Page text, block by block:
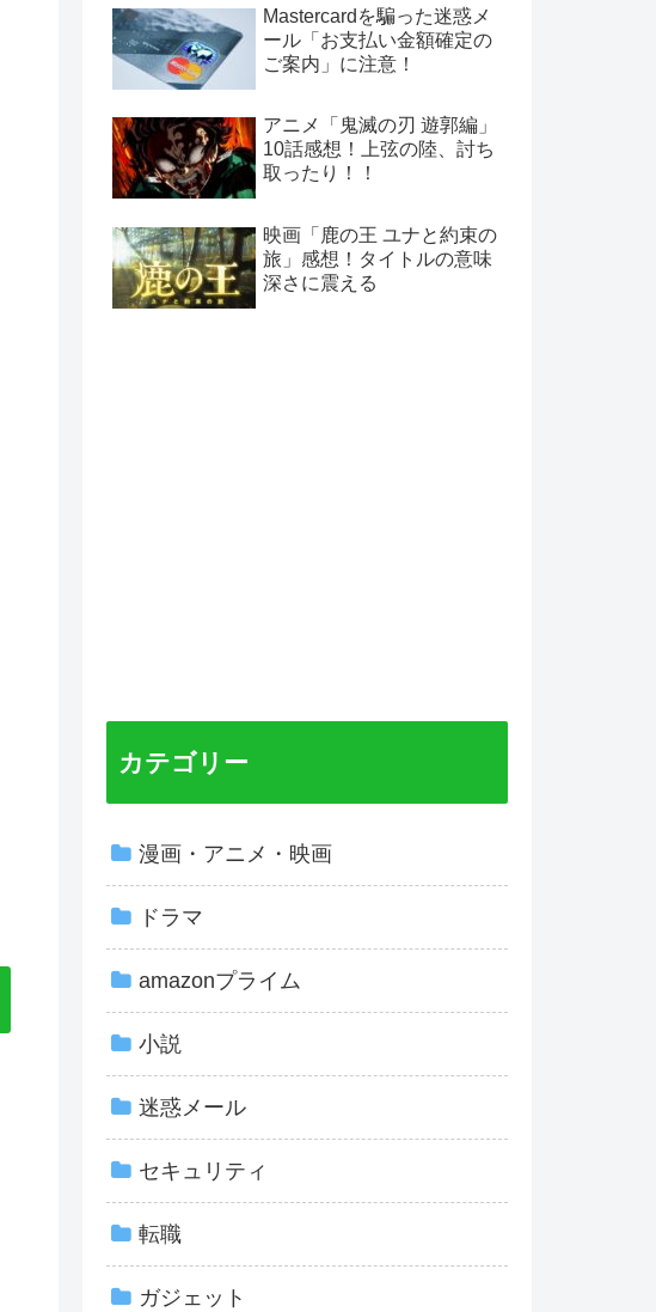
Mastercardを騙った迷惑メ
ール「お支払い金額確定の
ご案内」に注意！
アニメ「鬼滅の刃 遊郭編」
10話感想！上弦の陸、討ち
取ったり！！
映画「鹿の王 ユナと約束の
旅」感想！タイトルの意味
深さに震える
カテゴリー
漫画・アニメ・映画
ドラマ
amazonプライム
小説
迷惑メール
セキュリティ
転職
ガジェット